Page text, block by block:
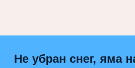
Не убран снег, яма